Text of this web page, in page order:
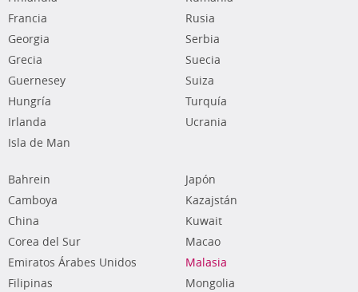
Francia
Georgia
Grecia
Guernesey
Hungría
Irlanda
Isla de Man
Rusia
Serbia
Suecia
Suiza
Turquía
Ucrania
Bahrein
Camboya
China
Corea del Sur
Emiratos Árabes Unidos
Filipinas
Japón
Kazajstán
Kuwait
Macao
Malasia
Mongolia